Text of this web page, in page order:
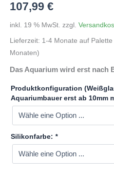
107,99 €
inkl. 19 % MwSt. zzgl.
Lieferzeit: 1-4 Monate auf
Monaten)
Das Aquarium wird erst nach
Produktkonfiguration
Aquariumbauer erst ab 10mm
Silikonfarbe: *